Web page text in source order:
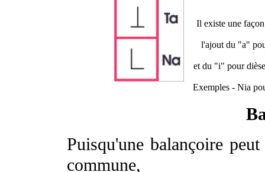
Il existe une
l'ajout du "a"
et du "i" pour
Exemples - Nia
Puisqu'une balançoire
commune,